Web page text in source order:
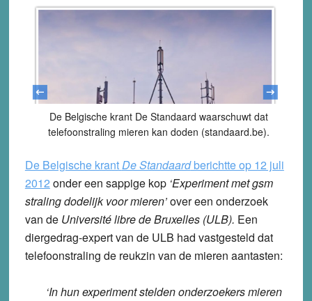
De Belgische krant De Standaard waarschuwt dat
telefoonstraling mieren kan doden (standaard.be).
De Belgische krantDe Standaardberichtte op 12 juli
2012 onder een sappige kop ‘Experiment met gsm
straling dodelijk voor mieren’over een onderzoek
van de Université libre de Bruxelles (ULB). Een
diergedrag-expert van de ULB had vastgesteld dat
telefoonstraling de reukzin van de mieren aantasten:
‘In hun experiment stelden onderzoekers mieren